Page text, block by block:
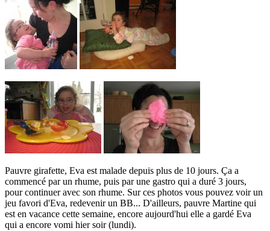
Pauvre girafette, Eva est malade depuis plus de 10 jours. Ça a
commencé par un rhume, puis par une gastro qui a duré 3 jours,
pour continuer avec son rhume. Sur ces photos vous pouvez voir un
jeu favori d'Eva, redevenir un BB... D'ailleurs, pauvre Martine qui
est en vacance cette semaine, encore aujourd'hui elle a gardé Eva
qui a encore vomi hier soir (lundi).